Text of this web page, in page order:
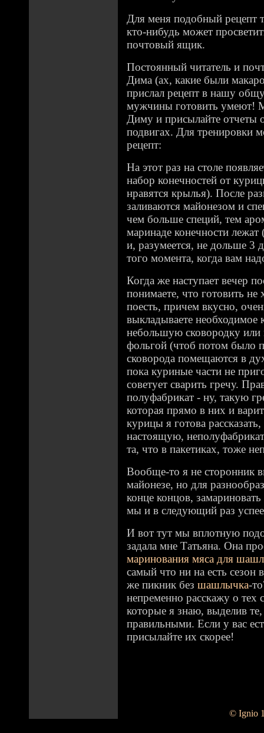
Для меня подобный рецепт
кто-нибудь может
почтовый ящик.
Постоянный читатель и
Дима (ах, какие были
прислал рецепт в нашу
мужчины готовить умеют!
Диму и присылайте отчеты
подвигах. Для тренировки
рецепт:
На этот раз на столе
набор конечностей от
нравятся крылья). После
заливаются майонезом и
чем больше специй, тем
маринаде конечности лежат
и, разумеется, не дольше 3
того момента, когда вам
Когда же наступает вечер
понимаете, что готовить не
поесть, причем вкусно,
выкладываете необходимое
небольшую сковородку
фольгой (чтоб потом было
сковорода помещаются в
пока куриные части не
советует сварить гречу.
полуфабрикат - ну, такую
которая прямо в них и
курицы я готова
настоящую,
та, что в пакетиках, тоже
Вообще-то я не сторонник
майонезе, но для
конце концов,
мы и в следующий раз
И вот тут мы вплотную
задала мне Татьяна. Она
маринования мяса для
самый что ни на есть сезон
же пикник без шашлычка-
непременно расскажу о тех
которые я знаю, выделив
правильными. Если у вас
присылайте их скорее!
© Ignio